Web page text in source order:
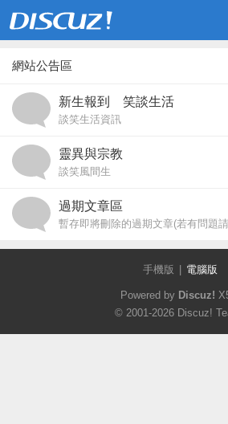
網站公告區
新生報到 笑談生活
談笑生活資訊
靈異與宗教
談笑風間生
過期文章區
暫存即將刪除的過期文章(若有問題
手機版 電腦版
Powered by Discuz!
© 2001-2026 Discuz!